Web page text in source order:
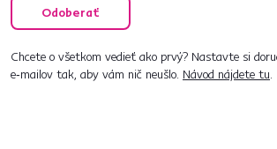
Odoberať
Chcete o všetkom vedieť ako prvý? Nastavte si
e‑mailov tak, aby vám nič neušlo. Návod nájdete tu.